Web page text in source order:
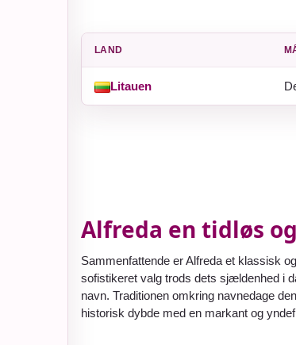
LAND
Litauen
Alfreda en tidløs
Sammenfattende er Alfreda et klassisk
sofistikeret valg trods dets sjældenhed i
navn. Traditionen omkring navnedage
historisk dybde med en markant og